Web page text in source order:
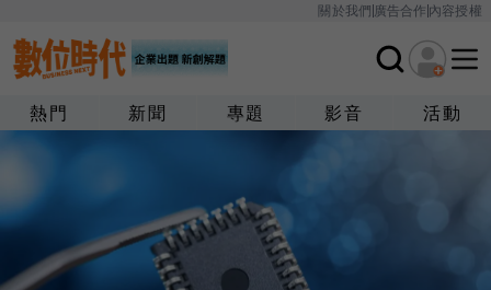
關於我們廣告合作內容授權
熱門 新聞 專題 影音 活動